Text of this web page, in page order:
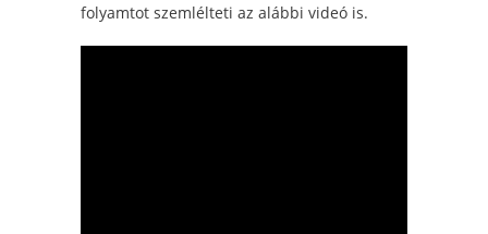
folyamtot szemlélteti az alábbi videó is.